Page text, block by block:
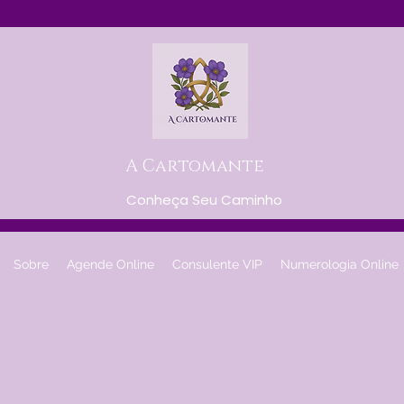
A Cartomante
Conheça Seu Caminho
Sobre Agende Online Consulente VIP Numerologia Online